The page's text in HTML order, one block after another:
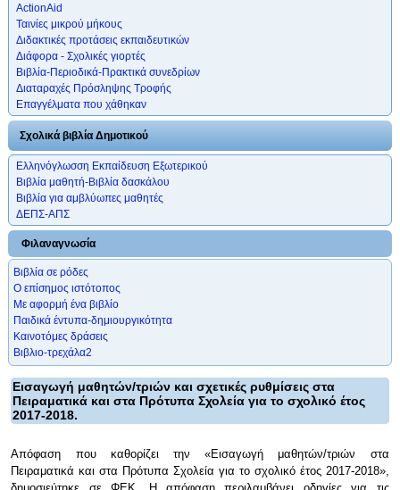
ActionAid
Ταινίες μικρού μήκους
Διδακτικές προτάσεις εκπαιδευτικών
Διάφορα - Σχολικές γιορτές
Βιβλία-Περιοδικά-Πρακτικά συνεδρίων
Διαταραχές Πρόσληψης Τροφής
Επαγγέλματα που χάθηκαν
Σχολικά βιβλία Δημοτικού
Ελληνόγλωσση Εκπαίδευση Εξωτερικού
Βιβλία μαθητή-Βιβλία δασκάλου
Βιβλία για αμβλύωπες μαθητές
ΔΕΠΣ-ΑΠΣ
Φιλαναγνωσία
Βιβλία σε ρόδες
Ο επίσημος ιστότοπος
Με αφορμή ένα βιβλίο
Παιδικά έντυπα-δημιουργικότητα
Καινοτόμες δράσεις
Βιβλιο-τρεχάλα2
Εισαγωγή μαθητών/τριών και σχετικές ρυθμίσεις στα
Πειραματικά και στα Πρότυπα Σχολεία για το σχολικό έτος
2017-2018.
Απόφαση που καθορίζει την «Εισαγωγή μαθητών/τριών στα
Πειραματικά και στα Πρότυπα Σχολεία για το σχολικό έτος 2017-2018»,